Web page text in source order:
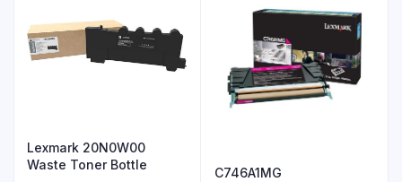
Lexmark 20N0W00
Waste Toner Bottle
C746A1MG